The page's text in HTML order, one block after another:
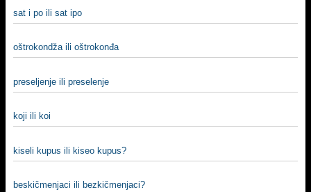
sat i po ili sat ipo
oštrokondža ili oštrokonđa
preseljenje ili preselenje
koji ili koi
kiseli kupus ili kiseo kupus?
beskičmenjaci ili bezkičmenjaci?